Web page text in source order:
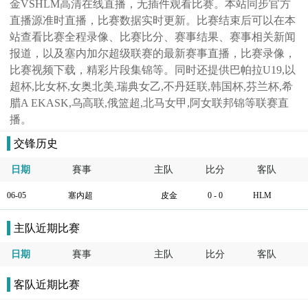
金VSHLM高清在线直播，无插件观看比赛。本站同步官方
直播源准时直播，比赛数据实时更新。比赛结束后可以在本
站查看比赛全程录像、比赛比分、赛事结果、赛事相关新闻
报道，以及塞内加尔超级联赛的最新赛事直播，比赛录像，
比赛视频下载，精彩片段集锦等。同时还提供巴帕拉U19,以
超杯,比女杯,女奥北美,瑞典女乙,不丹廷联,韩国杯,芬兰杯,希
腊A EKASK,乌高联,俄篮超,北马女甲,阿女联邦锦等联赛直
播。
交锋历史
日期 賽事 主队 比分 客队
06-05 塞内超 皮金 0 - 0 HLM
主队近期比赛
日期 賽事 主队 比分 客队
客队近期比赛